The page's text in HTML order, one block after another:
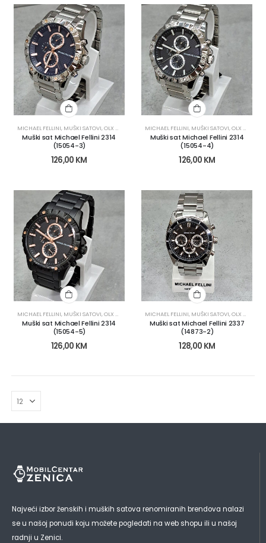
MICHAEL FELLINI, MUŠKI SATOVI,OLX KATEGORIJE ,OLX OBNOVA,SATOVI
Muški sat Michael Fellini 2314
(15054-3)
126,00 KM
MICHAEL FELLINI, MUŠKI SATOVI,OLX KATEGORIJE
Muški sat Michael Fellini 2314
(15054-4)
126,00 KM
MICHAEL FELLINI, MUŠKI SATOVI,OLX KATEGORIJE ,OLX OBNOVA,SATOVI,SATOVI
Muški sat Michael Fellini 2314
(15054-5)
126,00 KM
MICHAEL FELLINI, MUŠKI SATOVI,OLX KATEGORIJE
Muški sat Michael Fellini 2337
(14873-2)
128,00 KM
Najveći izbor ženskih i muških satova renomiranih brendova nalazi
se u našoj ponudi koju možete pogledati na web shopu ili u našoj
radnji u Zenici.